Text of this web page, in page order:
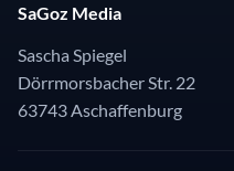
SaGoz Media
Sascha Spiegel
Dörrmorsbacher Str. 22
63743 Aschaffenburg